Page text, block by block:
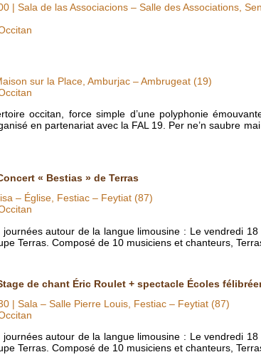
| Sala de las Associacions – Salle des Associations,
sur la Place, Amburjac – Ambrugeat (19)
occitan, force simple d’une polyphonie
en partenariat avec la FAL 19. Per ne’n saubre
« Bestias » de Terras
– Église, Festiac – Feytiat (87)
autour de la langue limousine : Le vendredi
Terras. Composé de 10 musiciens et chanteurs,
de chant Éric Roulet + spectacle Écoles
| Sala – Salle Pierre Louis, Festiac – Feytiat (87)
autour de la langue limousine : Le vendredi
Terras. Composé de 10 musiciens et chanteurs,